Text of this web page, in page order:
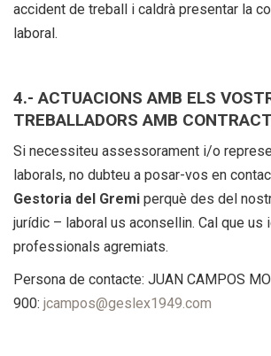
accident de treball i caldrà presentar la
laboral.
4.- ACTUACIONS AMB ELS
TREBALLADORS AMB
Si necessiteu assessorament i/o
laborals, no dubteu a posar-vos en
Gestoria del Gremi perquè des del
jurídic – laboral us aconsellin. Cal que us
professionals agremiats.
Persona de contacte: JUAN CAMPOS
900: jcampos@geslex1949.com